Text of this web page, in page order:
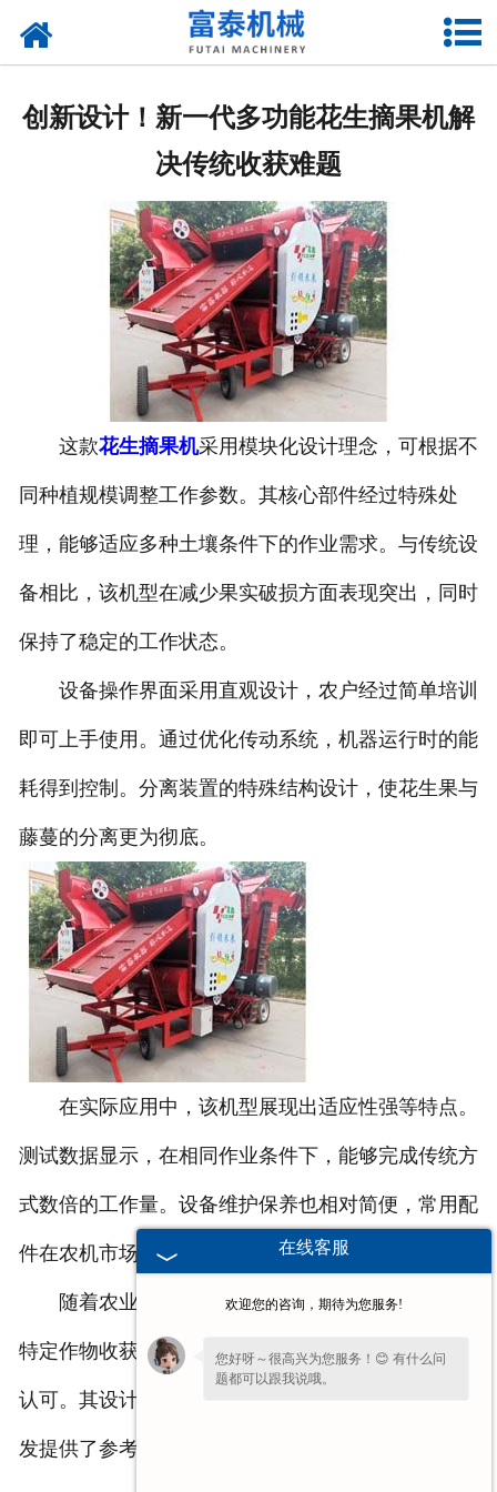
资质荣誉
新闻中心
厂房设备
联系我们
创新设计！新一代多功能花生摘果机解
决传统收获难题
这款花生摘果机采用模块化设计理念，可根据不
同种植规模调整工作参数。其核心部件经过特殊处
理，能够适应多种土壤条件下的作业需求。与传统设
备相比，该机型在减少果实破损方面表现突出，同时
保持了稳定的工作状态。
设备操作界面采用直观设计，农户经过简单培训
即可上手使用。通过优化传动系统，机器运行时的能
耗得到控制。分离装置的特殊结构设计，使花生果与
藤蔓的分离更为彻底。
在实际应用中，该机型展现出适应性强等特点。
测试数据显示，在相同作业条件下，能够完成传统方
式数倍的工作量。设备维护保养也相对简便，常用配
件在农机市场均可购置。
随着农业机械化程度不断提高，这类针对性解决
特定作物收获难题的设备，正在获得越来越多农户的
认可。其设计思路也为其他农作物的专用收获设备研
发提供了参考。
在线客服
欢迎您的咨询，期待为您服务!
您好呀～很高兴为您服务！😊 有什么问
题都可以跟我说哦。